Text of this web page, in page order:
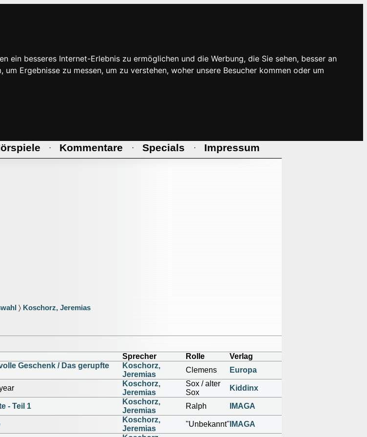
ein besseres Internet-Erlebnis zu ermöglichen und die Werbung, die Sie sehen, besser an
Ergebnisse zu messen, um zu verstehen, woher unsere Besucher kommen oder um
· Kommentare · Specials · Impressum
〉 Koschorz, Jeremias
Sprecher Rolle
Verlag
Geschenk / Das gerupfte
Koschorz,
Jeremias
Clemens Europa
Koschorz,
Jeremias
Sox / alter
Sox
Kiddinx
- Teil 1
Koschorz,
Jeremias
Ralph IMAGA
Koschorz,
Jeremias
''Unbekannt'' IMAGA